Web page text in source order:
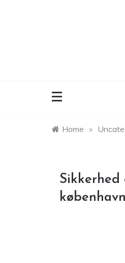
Home »
københavn